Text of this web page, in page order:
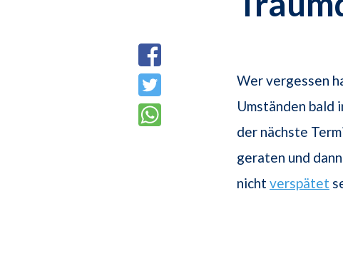
Wer vergessen
Umständen bald
der nächste
geraten und
nicht verspätet